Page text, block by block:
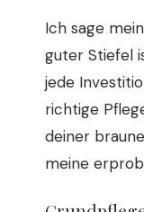
Ich sage
guter Stiefel
jede
richtige
deiner
meine